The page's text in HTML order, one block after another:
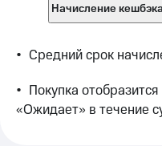
Начисление кешбэка
•	Средний срок
•	Покупка отобразится в истории кешбэка в статусе
«Ожидает» в течение